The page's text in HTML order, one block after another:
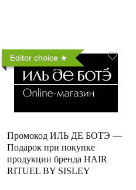
Editor choice
Промокод ИЛЬ ДЕ БОТЭ —
Подарок при покупке
продукции бренда HAIR
RITUEL BY SISLEY